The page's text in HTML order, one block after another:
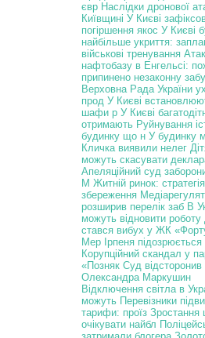
євр Наслідки дронової
Київщині У Києві
погіршення якос У Києві
найбільше укриття:
військові тренування
нафтобазу в Енгельсі:
припинено незаконну
Верховна Рада України
прод У Києві
шафи р У Києві
отримають Руйнування
будинку що н У будинку
Кличка виявили нелег
можуть скасувати
Апеляційний суд
М Житній ринок: стратегія
збереження
розширив перелік заб В
можуть відновити роботу
стався вибух у ЖК
Мер Ірпеня
Корупційний скандал у
«Позняк Суд відсторонив
Олександра Маркушин
Відключення світла в
можуть Перевізники
тарифи: проїз Зростання
очікувати найбл